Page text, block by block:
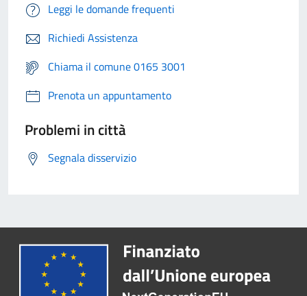
Leggi le domande frequenti
Richiedi Assistenza
Chiama il comune 0165 3001
Prenota un appuntamento
Problemi in città
Segnala disservizio